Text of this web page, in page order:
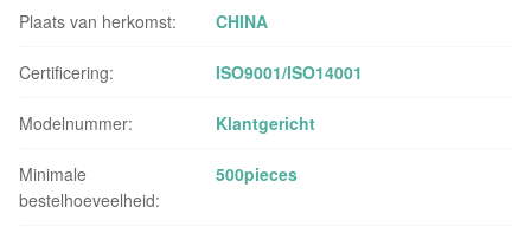
Plaats van herkomst: CHINA
Certificering: ISO9001/ISO14001
Modelnummer: Klantgericht
Minimale
bestelhoeveelheid:
500pieces